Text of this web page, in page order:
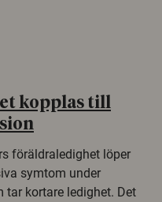
kopplas till
föräldraledighet löper
symtom under
tar kortare ledighet. Det